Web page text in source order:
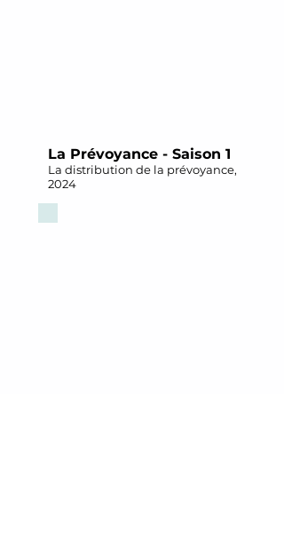
La Prévoyance - Saison 1
La distribution de la prévoyance,
2024